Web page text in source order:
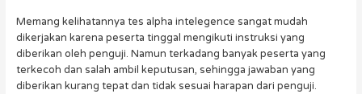
Memang kelihatannya tes alpha intelegence sangat mudah
dikerjakan karena peserta tinggal mengikuti instruksi yang
diberikan oleh penguji. Namun terkadang banyak peserta yang
terkecoh dan salah ambil keputusan, sehingga jawaban yang
diberikan kurang tepat dan tidak sesuai harapan dari penguji.